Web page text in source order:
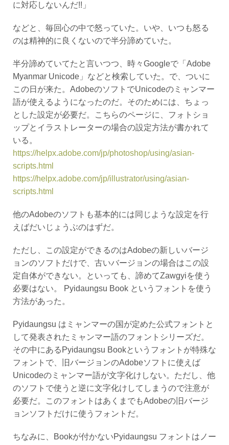
に対応しないんだ!!」
などと、毎回心の中で怒っていた。いや、いつも怒る
のは精神的に良くないので半分諦めていた。
半分諦めていてたと言いつつ、時々Googleで「Adobe
Myanmar Unicode」などと検索していた。で、ついに
この日が来た。AdobeのソフトでUnicodeのミャンマー
語が使えるようになったのだ。そのためには、ちょっ
とした設定が必要だ。こちらのページに、フォトショ
ップとイラストレーターの場合の設定方法が書かれて
いる。
https://helpx.adobe.com/jp/photoshop/using/asian-
scripts.html
https://helpx.adobe.com/jp/illustrator/using/asian-
scripts.html
他のAdobeのソフトも基本的には同じような設定を行
えばだいじょうぶのはずだ。
ただし、この設定ができるのはAdobeの新しいバージ
ョンのソフトだけで、古いバージョンの場合はこの設
定自体ができない。といっても、諦めてZawgyiを使う
必要はない。 Pyidaungsu Book というフォントを使う
方法があった。
Pyidaungsu はミャンマーの国が定めた公式フォントと
して発表されたミャンマー語のフォントシリーズだ。
その中にあるPyidaungsu Bookというフォントが特殊な
フォントで、旧バージョンのAdobeソフトに使えば
Unicodeのミャンマー語が文字化けしない。ただし、他
のソフトで使うと逆に文字化けしてしまうので注意が
必要だ。このフォントはあくまでもAdobeの旧バージ
ョンソフトだけに使うフォントだ。
ちなみに、Bookが付かないPyidaungsu フォントはノー